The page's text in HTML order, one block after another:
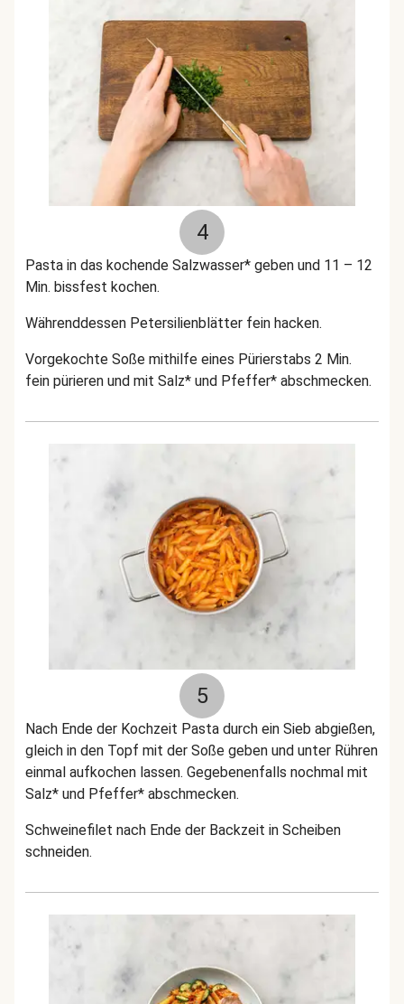
4
Pasta in das kochende Salzwasser* geben und 11 – 12
Min. bissfest kochen.
Währenddessen Petersilienblätter fein hacken.
Vorgekochte Soße mithilfe eines Pürierstabs 2 Min.
fein pürieren und mit Salz* und Pfeffer* abschmecken.
5
Nach Ende der Kochzeit Pasta durch ein Sieb abgießen,
gleich in den Topf mit der Soße geben und unter Rühren
einmal aufkochen lassen. Gegebenenfalls nochmal mit
Salz* und Pfeffer* abschmecken.
Schweinefilet nach Ende der Backzeit in Scheiben
schneiden.